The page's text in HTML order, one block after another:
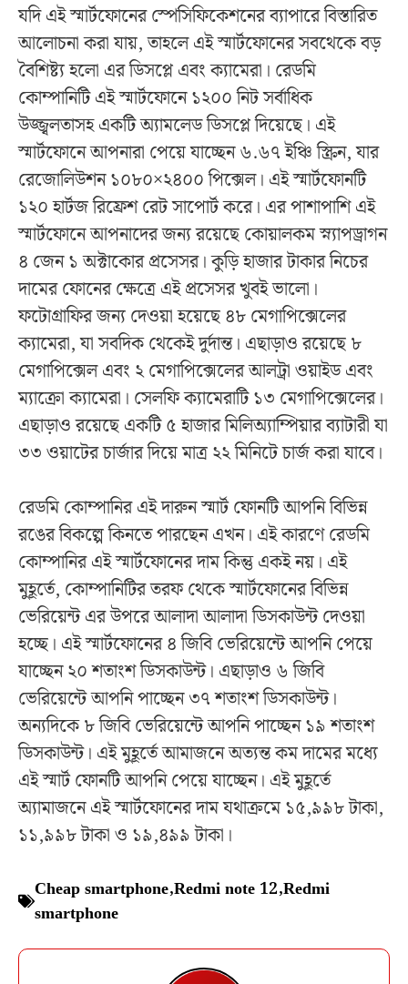
যদি এই স্মার্টফোনের স্পেসিফিকেশনের ব্যাপারে বিস্তারিত
আলোচনা করা যায়, তাহলে এই স্মার্টফোনের সবথেকে বড়
বৈশিষ্ট্য হলো এর ডিসপ্লে এবং ক্যামেরা। রেডমি
কোম্পানিটি এই স্মার্টফোনে ১২০০ নিট সর্বাধিক
উজ্জ্বলতাসহ একটি অ্যামলেড ডিসপ্লে দিয়েছে। এই
স্মার্টফোনে আপনারা পেয়ে যাচ্ছেন ৬.৬৭ ইঞ্চি স্ক্রিন, যার
রেজোলিউশন ১০৮০×২৪০০ পিক্সেল। এই স্মার্টফোনটি
১২০ হার্টজ রিফ্রেশ রেট সাপোর্ট করে। এর পাশাপাশি এই
স্মার্টফোনে আপনাদের জন্য রয়েছে কোয়ালকম স্ন্যাপড্রাগন
৪ জেন ১ অক্টাকোর প্রসেসর। কুড়ি হাজার টাকার নিচের
দামের ফোনের ক্ষেত্রে এই প্রসেসর খুবই ভালো।
ফটোগ্রাফির জন্য দেওয়া হয়েছে ৪৮ মেগাপিক্সেলের
ক্যামেরা, যা সবদিক থেকেই দুর্দান্ত। এছাড়াও রয়েছে ৮
মেগাপিক্সেল এবং ২ মেগাপিক্সেলের আলট্রা ওয়াইড এবং
ম্যাক্রো ক্যামেরা। সেলফি ক্যামেরাটি ১৩ মেগাপিক্সেলের।
এছাড়াও রয়েছে একটি ৫ হাজার মিলিঅ্যাম্পিয়ার ব্যাটারী যা
৩৩ ওয়াটের চার্জার দিয়ে মাত্র ২২ মিনিটে চার্জ করা যাবে।
রেডমি কোম্পানির এই দারুন স্মার্ট ফোনটি আপনি বিভিন্ন
রঙের বিকল্পে কিনতে পারছেন এখন। এই কারণে রেডমি
কোম্পানির এই স্মার্টফোনের দাম কিন্তু একই নয়। এই
মুহূর্তে, কোম্পানিটির তরফ থেকে স্মার্টফোনের বিভিন্ন
ভেরিয়েন্ট এর উপরে আলাদা আলাদা ডিসকাউন্ট দেওয়া
হচ্ছে। এই স্মার্টফোনের ৪ জিবি ভেরিয়েন্টে আপনি পেয়ে
যাচ্ছেন ২০ শতাংশ ডিসকাউন্ট। এছাড়াও ৬ জিবি
ভেরিয়েন্টে আপনি পাচ্ছেন ৩৭ শতাংশ ডিসকাউন্ট।
অন্যদিকে ৮ জিবি ভেরিয়েন্টে আপনি পাচ্ছেন ১৯ শতাংশ
ডিসকাউন্ট। এই মুহূর্তে আমাজনে অত্যন্ত কম দামের মধ্যে
এই স্মার্ট ফোনটি আপনি পেয়ে যাচ্ছেন। এই মুহূর্তে
অ্যামাজনে এই স্মার্টফোনের দাম যথাক্রমে ১৫,৯৯৮ টাকা,
১১,৯৯৮ টাকা ও ১৯,৪৯৯ টাকা।
Cheap smartphone,Redmi note 12,Redmi
smartphone